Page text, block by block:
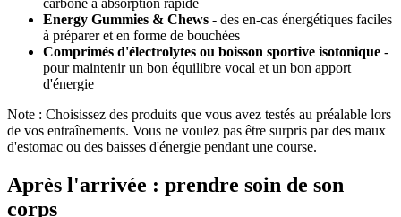
carbone à absorption rapide
Energy Gummies & Chews - des en-cas énergétiques faciles
à préparer et en forme de bouchées
Comprimés d'électrolytes ou boisson sportive isotonique -
pour maintenir un bon équilibre vocal et un bon apport
d'énergie
Note : Choisissez des produits que vous avez testés au préalable lors
de vos entraînements. Vous ne voulez pas être surpris par des maux
d'estomac ou des baisses d'énergie pendant une course.
Après l'arrivée : prendre soin de son
corps